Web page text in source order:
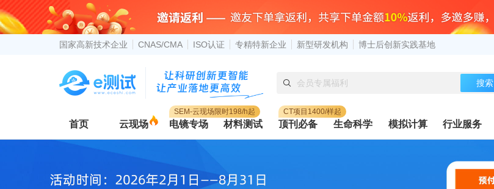
国家高新技术企业 CNAS/CMA ISO认证 专精特新企业 新型研发机构 博士后创新实践基地
搜索
首页 云现场 电镜专场
SEM-云现场限时198/h起
材料测试 顶刊必备
CT项目1400/样起
生命科学 模拟计算 行业服务